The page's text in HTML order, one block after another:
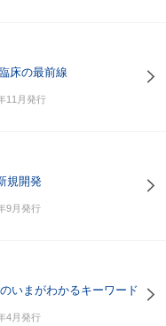
床の最前線
11月発行
規開発
9月発行
いまがわかるキーワード
4月発行